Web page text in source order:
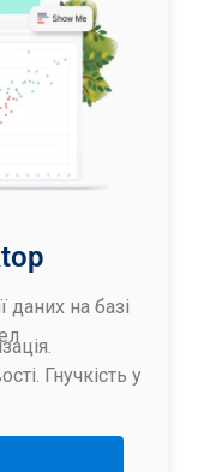
даних на базі
Гнучкість у